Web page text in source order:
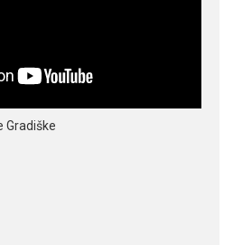
Gradiške